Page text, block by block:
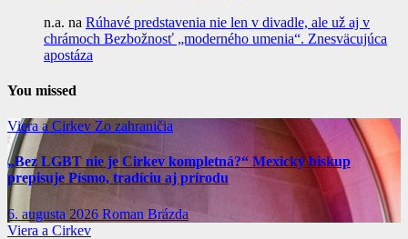
n.a. na Rúhavé predstavenia nie len v divadle, ale už aj v
chrámoch Bezbožnosť „moderného umenia“. Znesväcujúca
apostáza
You missed
Viera a Cirkev Zo zahraničia
„Bez LGBT nie je Cirkev kompletná?“ Mexický biskup
prepisuje Písmo, tradíciu aj prírodu
6. augusta 2026 Roman Brázda
Viera a Cirkev